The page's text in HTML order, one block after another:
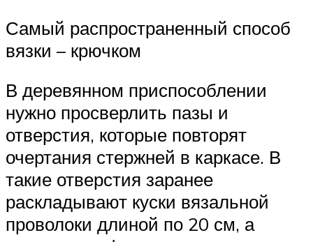
Самый распространенный способ
вязки – крючком
В деревянном приспособлении
нужно просверлить пазы и
отверстия, которые повторят
очертания стержней в каркасе. В
такие отверстия заранее
раскладывают куски вязальной
проволоки длиной по 20 см, а